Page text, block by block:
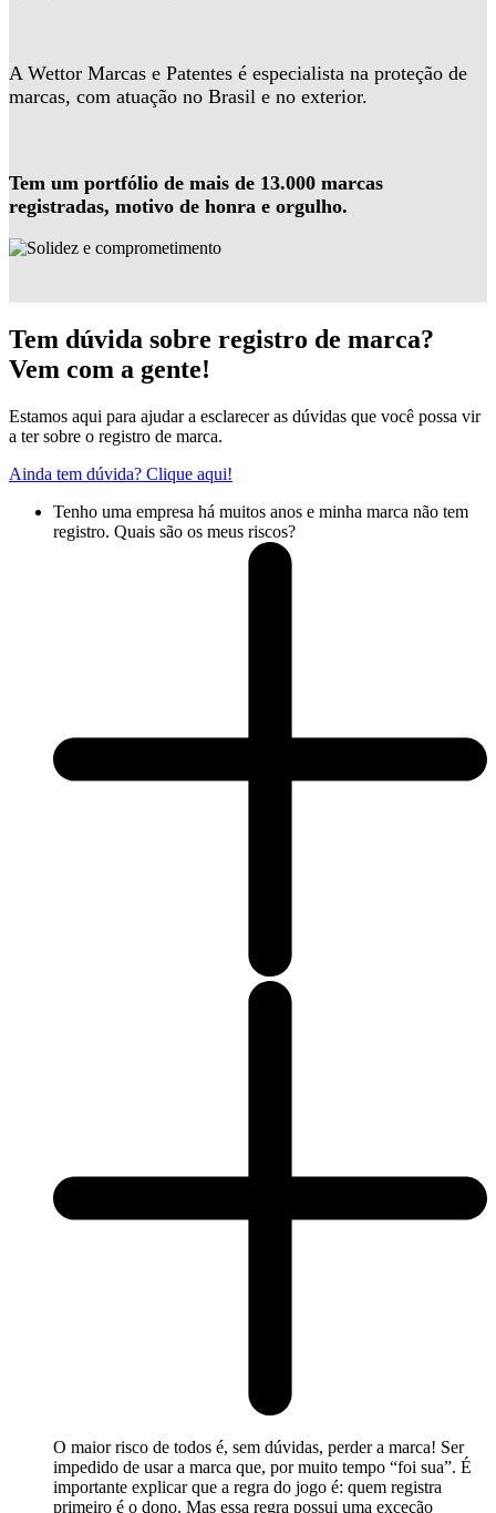
A Wettor Marcas e Patentes é especialista na proteção de
marcas, com atuação no Brasil e no exterior.
Tem um portfólio de mais de 13.000 marcas
registradas, motivo de honra e orgulho.
Tem dúvida sobre registro de marca?
Vem com a gente!
Estamos aqui para ajudar a esclarecer as dúvidas que você possa vir
a ter sobre o registro de marca.
Ainda tem dúvida? Clique aqui!
Tenho uma empresa há muitos anos e minha marca não tem
registro. Quais são os meus riscos?
O maior risco de todos é, sem dúvidas, perder a marca! Ser
impedido de usar a marca que, por muito tempo “foi sua”. É
importante explicar que a regra do jogo é: quem registra
primeiro é o dono. Mas essa regra possui uma exceção